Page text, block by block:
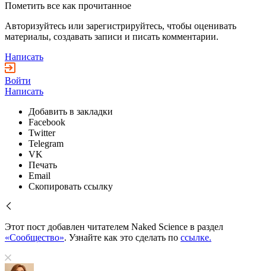
Пометить все как прочитанное
Авторизуйтесь или зарегистрируйтесь, чтобы оценивать
материалы, создавать записи и писать комментарии.
Написать
Войти
Написать
Добавить в закладки
Facebook
Twitter
Telegram
VK
Печать
Email
Скопировать ссылку
Этот пост добавлен читателем Naked Science в раздел
«Сообщество». Узнайте как это сделать по ссылке.